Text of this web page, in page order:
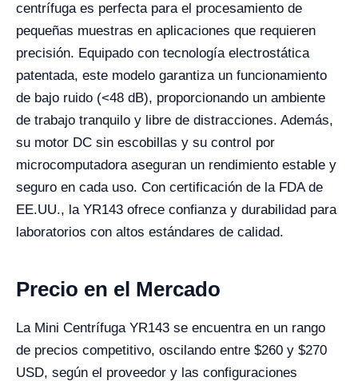
centrífuga es perfecta para el procesamiento de
pequeñas muestras en aplicaciones que requieren
precisión. Equipado con tecnología electrostática
patentada, este modelo garantiza un funcionamiento
de bajo ruido (<48 dB), proporcionando un ambiente
de trabajo tranquilo y libre de distracciones. Además,
su motor DC sin escobillas y su control por
microcomputadora aseguran un rendimiento estable y
seguro en cada uso. Con certificación de la FDA de
EE.UU., la YR143 ofrece confianza y durabilidad para
laboratorios con altos estándares de calidad.
Precio en el Mercado
La Mini Centrífuga YR143 se encuentra en un rango
de precios competitivo, oscilando entre $260 y $270
USD, según el proveedor y las configuraciones